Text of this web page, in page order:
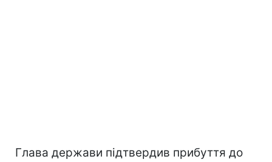
Глава держави підтвердив прибуття до